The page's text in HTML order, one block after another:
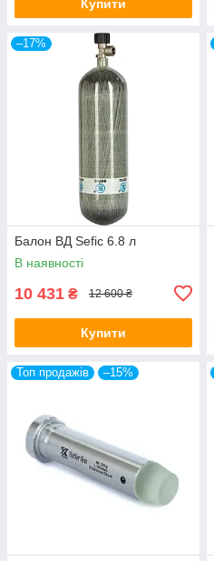
Купити
–17%
Балон ВД Sefic 6.8 л
В наявності
10 431 ₴ 12 600 ₴
Купити
Топ продажів –15%